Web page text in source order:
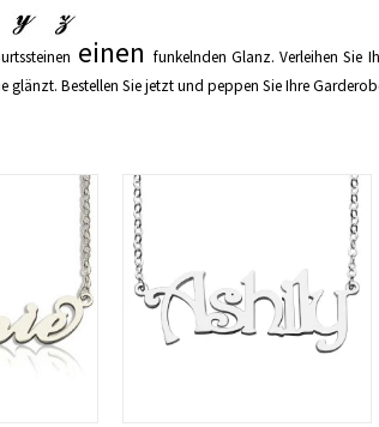
einen funkelnden Glanz. Verleihen Sie
glänzt. Bestellen Sie jetzt und peppen Sie Ihre